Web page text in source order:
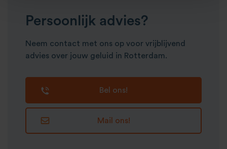
Persoonlijk advies?
Neem contact met ons op voor vrijblijvend
advies over jouw geluid in Rotterdam.
Bel ons!
Mail ons!